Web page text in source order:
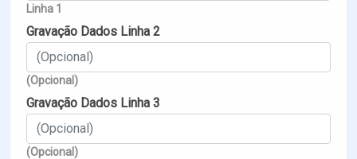
Linha 1
Gravação Dados Linha 2
(Opcional)
Gravação Dados Linha 3
(Opcional)